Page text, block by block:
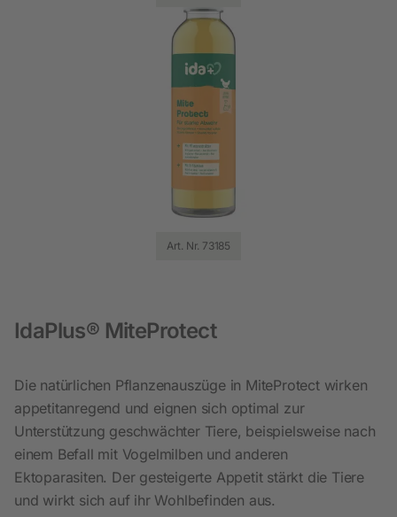
Art. Nr. 73185
IdaPlus® MiteProtect
Die natürlichen Pflanzenauszüge in MiteProtect wirken
appetitanregend und eignen sich optimal zur
Unterstützung geschwächter Tiere, beispielsweise nach
einem Befall mit Vogelmilben und anderen
Ektoparasiten. Der gesteigerte Appetit stärkt die Tiere
und wirkt sich auf ihr Wohlbefinden aus.